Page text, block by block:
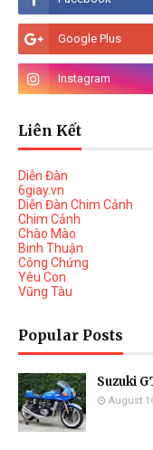
Liên Kết
Diễn Đàn
6giay.vn
Diễn Đàn Chim Cảnh
Chim Cảnh
Chào Mào
Binh Thuận
Công Chứng
Yêu Con
Vũng Tàu
Popular Posts
Suzuki
August